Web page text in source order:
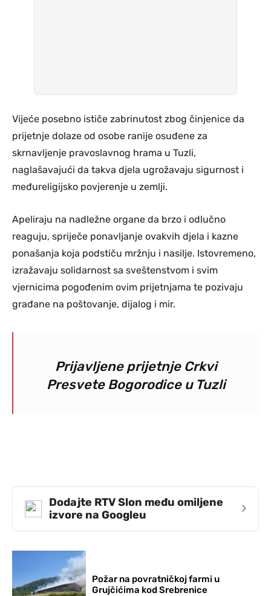
Vijeće posebno ističe zabrinutost zbog činjenice da
prijetnje dolaze od osobe ranije osuđene za
skrnavljenje pravoslavnog hrama u Tuzli,
naglašavajući da takva djela ugrožavaju sigurnost i
međureligijsko povjerenje u zemlji.
Apeliraju na nadležne organe da brzo i odlučno
reaguju, spriječe ponavljanje ovakvih djela i kazne
ponašanja koja podstiču mržnju i nasilje. Istovremeno,
izražavaju solidarnost sa sveštenstvom i svim
vjernicima pogođenim ovim prijetnjama te pozivaju
građane na poštovanje, dijalog i mir.
Prijavljene prijetnje Crkvi
Presvete Bogorodice u Tuzli
Dodajte RTV Slon među omiljene
izvore na Googleu
›
Požar na povratničkoj farmi u
Grujčićima kod Srebrenice